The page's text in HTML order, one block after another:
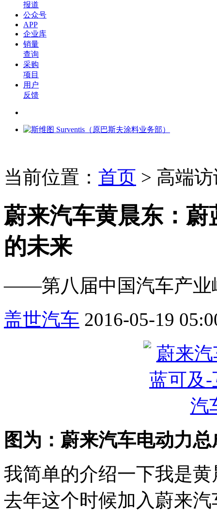
报道
公众号
APP
企业库
销量
查询
采购
项目
用户
反馈
当前位置： 首页 > 高端
蔚来汽车黄晨东：
的未来
——第八届中国汽车产业
盖世汽车 2016-05-19
图为：蔚来汽车电动力
我简单的介绍一下我是
去年这个时候加入蔚来